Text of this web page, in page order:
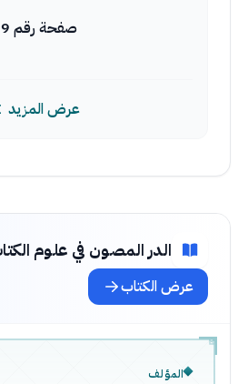
صفحة رقم 99
عرض المزيد
الدر المصون في علوم
عرض الكتاب
المؤلف